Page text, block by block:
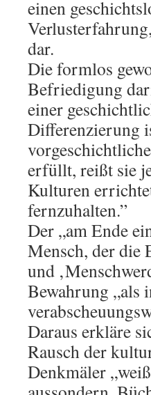
einen
dar.
Die formlos
Befriedigung
einer
Differenzierung
erfüllt, reißt sie
Kulturen
fernzuhalten.”
Der „am Ende
Mensch, der die
und
Bewahrung „als
Daraus erkläre
Rausch der
Denkmäler